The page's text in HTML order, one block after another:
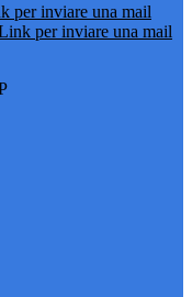
per inviare una mail
per inviare una mail